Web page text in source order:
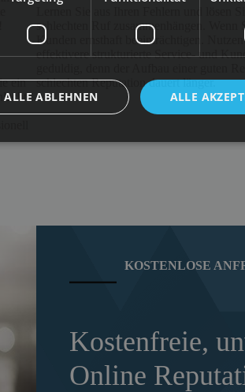
ein
Lernen Sie aus Ihren Fehlern und lösen
schlechten Ruf zusammenhängen.
Kunden ernsthaft beeinträchtigen.
effektivere strukturierte Service- und
geduldig, denn der Aufbau einer guten
schlechten Reputation dauert länger.
KOSTENLOSE
Kostenfreie,
Online
ALLE
ALLE ABLEHNEN